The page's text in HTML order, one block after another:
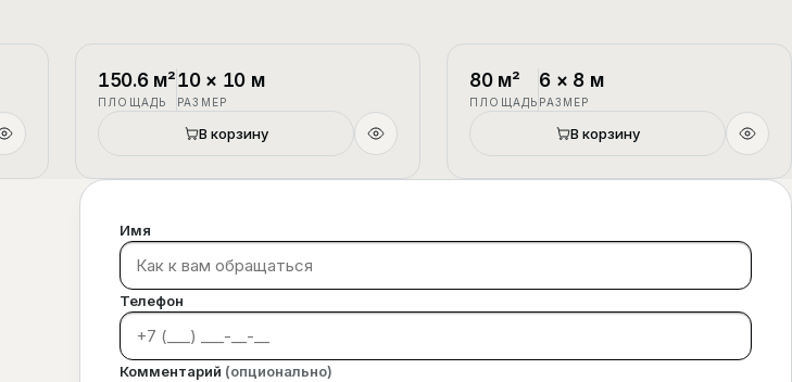
П-3
150.6м²
ПЛОЩАДЬ
10× 10 м
РАЗМЕР
В корзину
П-4
80м²
ПЛОЩАДЬ
6 × 8 м
РАЗМЕР
В корзину
Имя
Телефон
Комментарий (опционально)